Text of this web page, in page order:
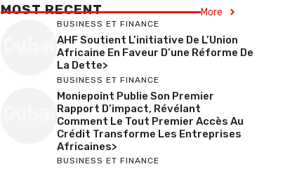
MOST RECENT More
BUSINESS ET FINANCE
AHF Soutient L’initiative De L’Union
Africaine En Faveur D’une Réforme De
La Dette>
BUSINESS ET FINANCE
Moniepoint Publie Son Premier
Rapport D’impact, Révélant
Comment Le Tout Premier Accès Au
Crédit Transforme Les Entreprises
Africaines>
BUSINESS ET FINANCE